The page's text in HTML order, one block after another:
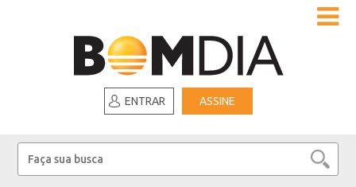
ENTRAR ASSINE